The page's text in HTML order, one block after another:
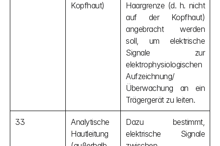
Kopfhaut)
Haargrenze (d. h. nicht
auf der Kopfhaut)
angebracht werden
soll, um elektrische
Signale zur
elektrophysiologischen
Aufzeichnung/
Überwachung an ein
Trägergerät zu leiten.
33
Analytische
Hautleitung
Dazu bestimmt,
elektrische Signale